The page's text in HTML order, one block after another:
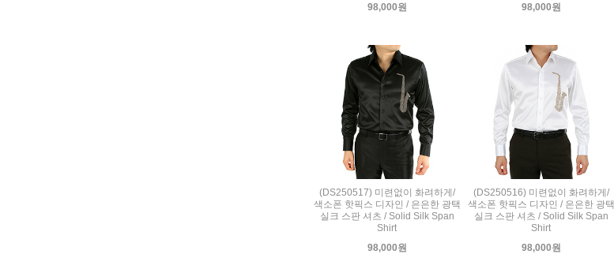
98,000원
98,000원
(DS250517) 미련없이 화려하게/
색소폰 핫픽스 디자인 / 은은한 광택
실크 스판 셔츠 / Solid Silk Span
Shirt
98,000원
(DS250516) 미련없이 화려하게/
색소폰 핫픽스 디자인 / 은은한 광택
실크 스판 셔츠 / Solid Silk Span
Shirt
98,000원